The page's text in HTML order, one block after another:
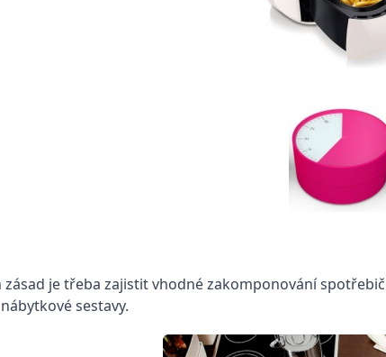
je třeba zajistit vhodné zakomponování
sestavy.